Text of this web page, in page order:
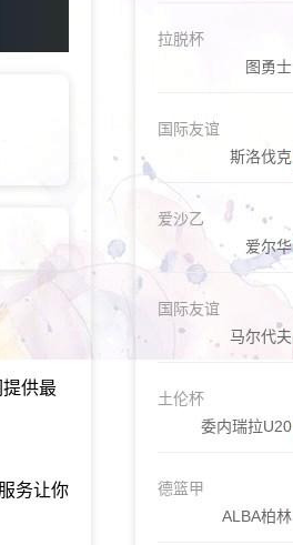
供最
务让你
拉脱杯
图勇士
国际友谊
斯洛伐克
爱沙乙
爱尔华
国际友谊
马尔代夫
土伦杯
委内瑞拉U20
德篮甲
ALBA柏林